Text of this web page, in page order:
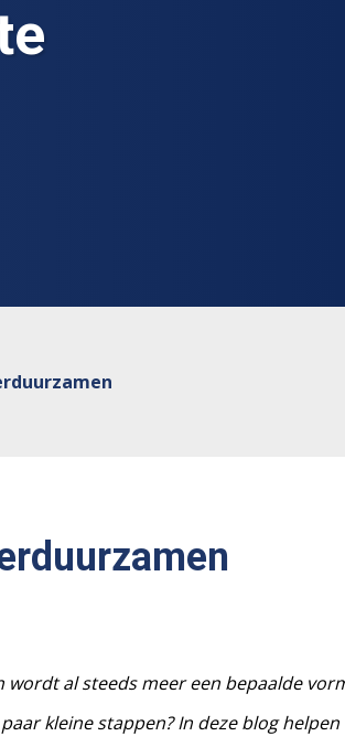
al steeds meer een bepaalde
kleine stappen? In deze blog